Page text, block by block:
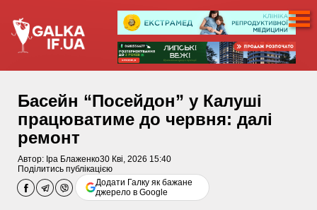
Басейн “Посейдон” у Калуші
працюватиме до червня: далі
ремонт
Автор: Іра Блаженко30 Кві, 2026 15:40
Поділитись публікацією
Додати Галку як бажане
джерело в Google